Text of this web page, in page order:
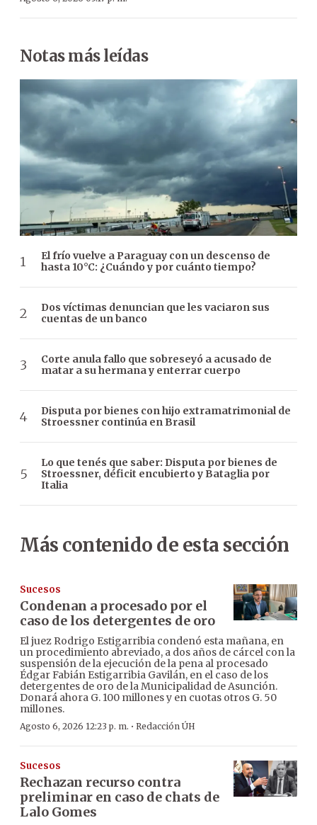
Notas más leídas
El frío vuelve a Paraguay con un descenso de
hasta 10°C: ¿Cuándo y por cuánto tiempo?
Dos víctimas denuncian que les vaciaron sus
cuentas de un banco
Corte anula fallo que sobreseyó a acusado de
matar a su hermana y enterrar cuerpo
Disputa por bienes con hijo extramatrimonial de
Stroessner continúa en Brasil
Lo que tenés que saber: Disputa por bienes de
Stroessner, déficit encubierto y Bataglia por
Italia
Más contenido de esta sección
Sucesos
Condenan a procesado por el
caso de los detergentes de oro
El juez Rodrigo Estigarribia condenó esta mañana, en
un procedimiento abreviado, a dos años de cárcel con la
suspensión de la ejecución de la pena al procesado
Édgar Fabián Estigarribia Gavilán, en el caso de los
detergentes de oro de la Municipalidad de Asunción.
Donará ahora G. 100 millones y en cuotas otros G. 50
millones.
Agosto 6, 2026 12:23 p. m. · Redacción ÚH
Sucesos
Rechazan recurso contra
preliminar en caso de chats de
Lalo Gomes